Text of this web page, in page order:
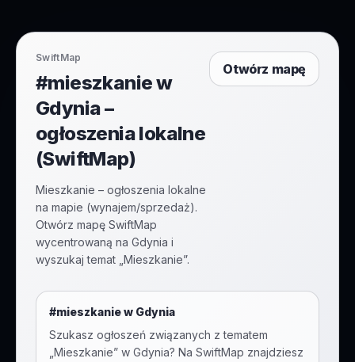
SwiftMap
#mieszkanie w
Gdynia –
ogłoszenia lokalne
(SwiftMap)
Mieszkanie – ogłoszenia lokalne
na mapie (wynajem/sprzedaż).
Otwórz mapę SwiftMap
wycentrowaną na Gdynia i
wyszukaj temat „Mieszkanie”.
Otwórz mapę
#mieszkaniew Gdynia
Szukasz ogłoszeń związanych z tematem
Mieszkanie” w Gdynia? Na SwiftMap znajdziesz